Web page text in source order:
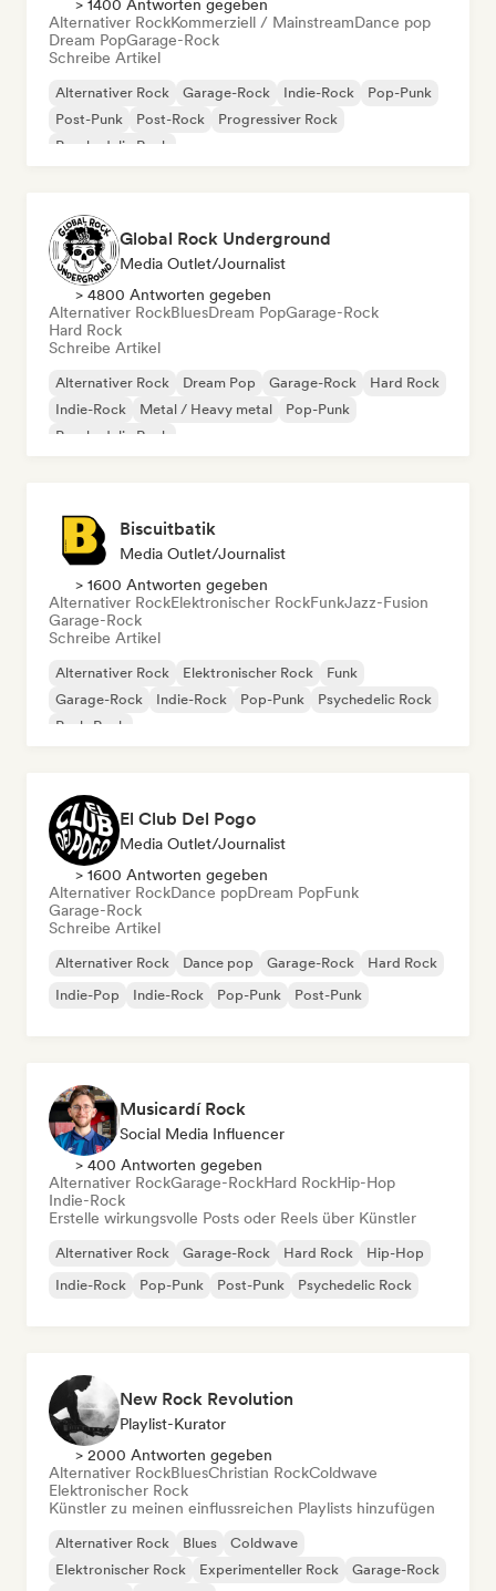
> 1400 Antworten gegeben
Alternativer RockKommerziell / MainstreamDance pop
Dream PopGarage-Rock
Schreibe Artikel
Alternativer Rock Garage-Rock Indie-Rock
Pop-Punk
Post-Punk
Post-Rock
Progressiver Rock
Psychedelic Rock
Global Rock Underground
Media Outlet/Journalist
> 4800 Antworten gegeben
Alternativer RockBluesDream PopGarage-Rock
Hard Rock
Schreibe Artikel
Alternativer Rock Dream Pop Garage-Rock
Hard Rock
Indie-Rock
Metal / Heavy metal
Pop-Punk
Psychedelic Rock
Biscuitbatik
Media Outlet/Journalist
> 1600 Antworten gegeben
Alternativer RockElektronischer RockFunkJazz-Fusion
Garage-Rock
Schreibe Artikel
Alternativer Rock Elektronischer Rock
Funk
Garage-Rock
Indie-Rock Pop-Punk
Psychedelic Rock
Punk-Rock
El Club Del Pogo
Media Outlet/Journalist
> 1600 Antworten gegeben
Alternativer RockDance popDream PopFunk
Garage-Rock
Schreibe Artikel
Alternativer Rock Dance pop Garage-Rock
Hard Rock
Indie-Pop
Indie-Rock Pop-Punk Post-Punk
Musicardí Rock
Social Media Influencer
> 400 Antworten gegeben
Alternativer RockGarage-RockHard RockHip-Hop
Indie-Rock
Erstelle wirkungsvolle Posts oder Reels über Künstler
Alternativer Rock Garage-Rock Hard Rock
Hip-Hop
Indie-Rock
Pop-Punk Post-Punk Psychedelic Rock
New Rock Revolution
Playlist-Kurator
> 2000 Antworten gegeben
Alternativer RockBluesChristian RockColdwave
Elektronischer Rock
Künstler zu meinen einflussreichen Playlists hinzufügen
Alternativer Rock Blues
Coldwave
Elektronischer Rock
Experimenteller Rock
Garage-Rock